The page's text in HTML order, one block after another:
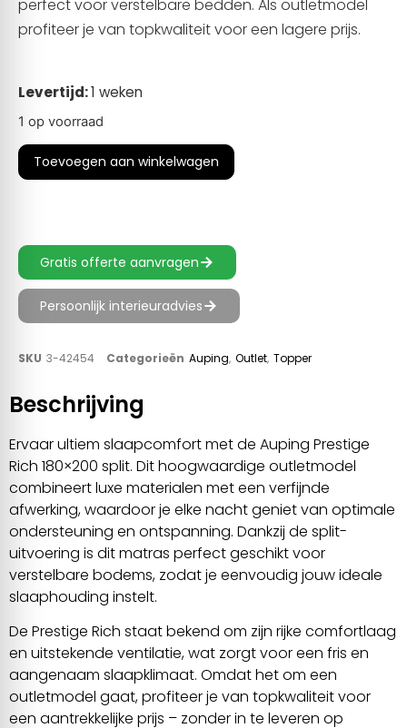
perfect voor verstelbare bedden. Als outletmodel
profiteer je van topkwaliteit voor een lagere prijs.
Levertijd:1 weken
1 op voorraad
Toevoegen aan winkelwagen
Gratis offerte aanvragen
Persoonlijk interieuradvies
SKU 3-42454 Categorieën Auping, Outlet, Topper
Beschrijving
Ervaar ultiem slaapcomfort met de Auping Prestige
Rich 180×200 split. Dit hoogwaardige outletmodel
combineert luxe materialen met een verfijnde
afwerking, waardoor je elke nacht geniet van optimale
ondersteuning en ontspanning. Dankzij de split-
uitvoering is dit matras perfect geschikt voor
verstelbare bodems, zodat je eenvoudig jouw ideale
slaaphouding instelt.
De Prestige Rich staat bekend om zijn rijke comfortlaag
en uitstekende ventilatie, wat zorgt voor een fris en
aangenaam slaapklimaat. Omdat het om een
outletmodel gaat, profiteer je van topkwaliteit voor
een aantrekkelijke prijs – zonder in te leveren op